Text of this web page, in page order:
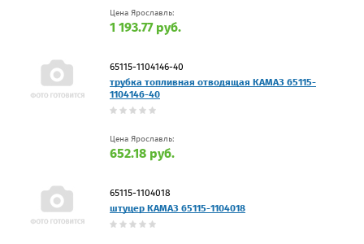
Цена Ярославль:
1 193.77 руб.
65115-1104146-40
трубка топливная отводящая КАМАЗ 65115-
1104146-40
Цена Ярославль:
652.18 руб.
65115-1104018
штуцер КАМАЗ 65115-1104018